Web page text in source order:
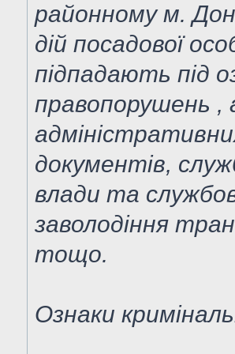
районному м.
дій посадової
підпадають під
правопорушень ,
документів,
влади та
заволодіння
тощо.
Ознаки